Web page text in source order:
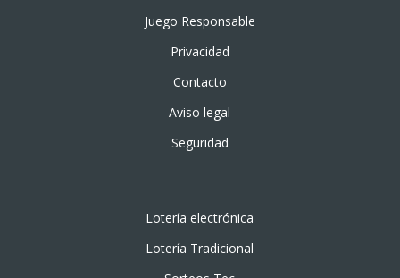
Juego Responsable
Privacidad
Contacto
Aviso legal
Seguridad
Lotería electrónica
Lotería Tradicional